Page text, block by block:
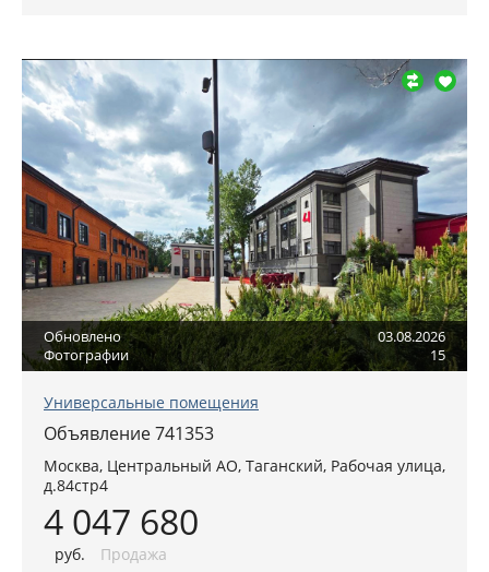
Обновлено
03.08.2026
Фотографии
15
Универсальные помещения
Объявление 741353
Москва, Центральный АО, Таганский, Рабочая улица,
д.84стр4
4 047 680
руб. Продажа